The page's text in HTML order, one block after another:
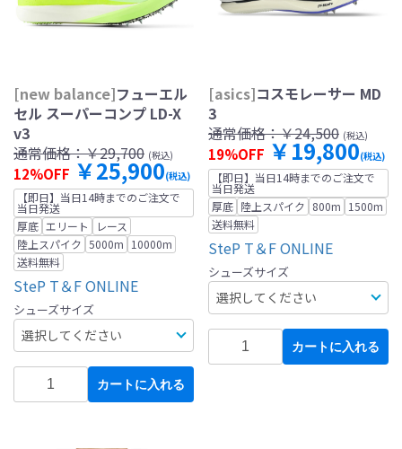
[new balance]フューエル
セル スーパーコンプ LD-X
v3
通常価格：￥29,700 (税込)
12%OFF ￥25,900(税込)
【即日】当日14時までのご注文で
当日発送
厚底 エリート
レース
陸上スパイク 5000m 10000m
送料無料
SteP T＆F ONLINE
シューズサイズ
カートに入れる
[asics]コスモレーサー MD
3
通常価格：￥24,500 (税込)
19%OFF ￥19,800(税込)
【即日】当日14時までのご注文で
当日発送
厚底 陸上スパイク 800m 1500m
送料無料
SteP T＆F ONLINE
シューズサイズ
カートに入れる